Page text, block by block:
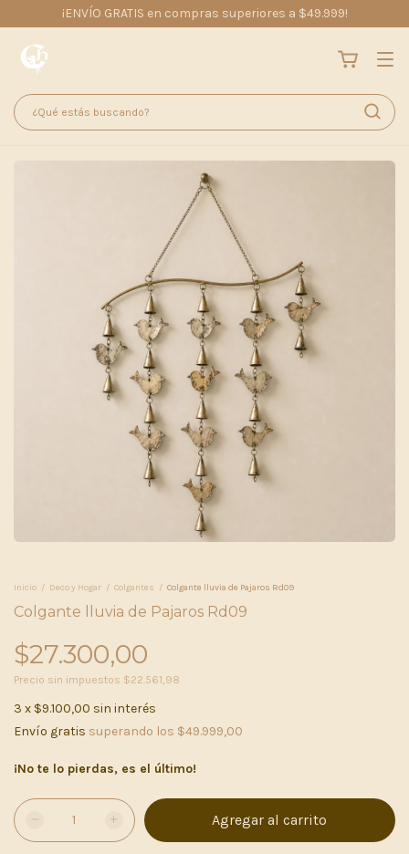
¡ENVÍO GRATIS en compras superiores a $49.999!
Inicio / Deco y Hogar / Colgantes / Colgante lluvia de Pajaros Rd09
Colgante lluvia de Pajaros Rd09
$27.300,00
Precio sin impuestos $22.561,98
3 x $9.100,00 sin interés
Envío gratis superando los $49.999,00
¡No te lo pierdas, es el último!